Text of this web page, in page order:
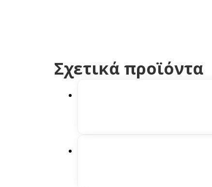
Σχετικά προϊόντα